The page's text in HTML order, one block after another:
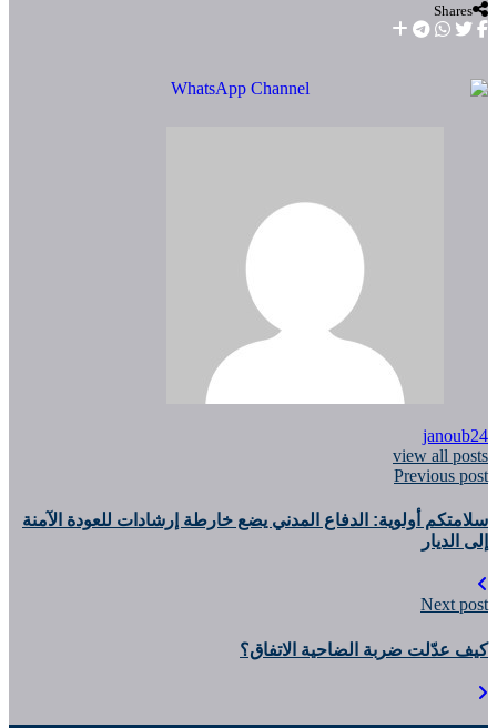
Shares
janoub24
view all posts
Previous post
سلامتكم أولوية: الدفاع المدني يضع خارطة إرشادات للعودة الآمنة
إلى الديار
Next post
كيف عدّلت ضربة الضاحية الاتفاق؟